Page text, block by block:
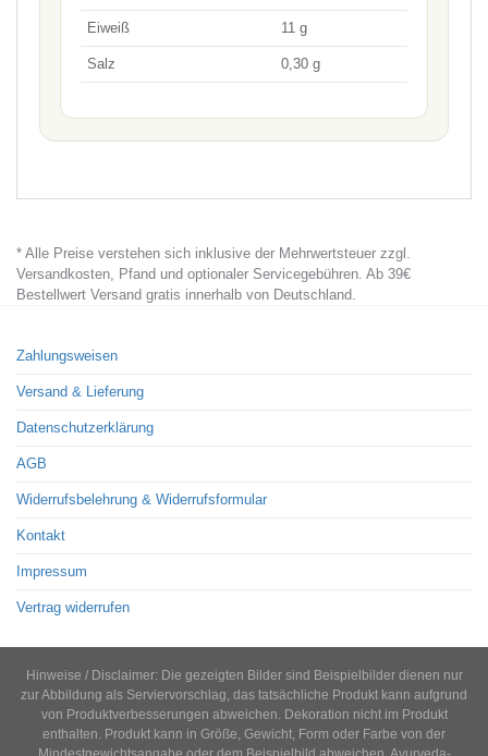
Eiweiß 11 g
Salz 0,30 g
* Alle Preise verstehen sich inklusive der Mehrwertsteuer zzgl.
Versandkosten, Pfand und optionaler Servicegebühren. Ab 39€
Bestellwert Versand gratis innerhalb von Deutschland.
Zahlungsweisen
Versand & Lieferung
Datenschutzerklärung
AGB
Widerrufsbelehrung & Widerrufsformular
Kontakt
Impressum
Vertrag widerrufen
Hinweise / Disclaimer: Die gezeigten Bilder sind Beispielbilder dienen nur
zur Abbildung als Serviervorschlag, das tatsächliche Produkt kann aufgrund
von Produktverbesserungen abweichen. Dekoration nicht im Produkt
enthalten. Produkt kann in Größe, Gewicht, Form oder Farbe von der